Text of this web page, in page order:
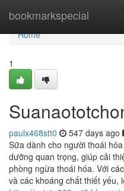
bookmarkspecial
Home
Home
1
paulx468stt0 547 days ago
Sữa dành cho người thoái
dưỡng quan trọng, giúp cải
phòng ngừa thoái hóa. Với
và các khoáng chất thiết yếu,